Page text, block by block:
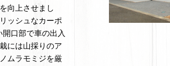
向上させまし
ッシュなカーポ
口部で車の出入
には山採りのア
ムラモミジを厳